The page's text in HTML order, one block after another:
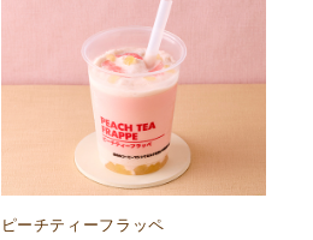
ピーチティーフラッペ